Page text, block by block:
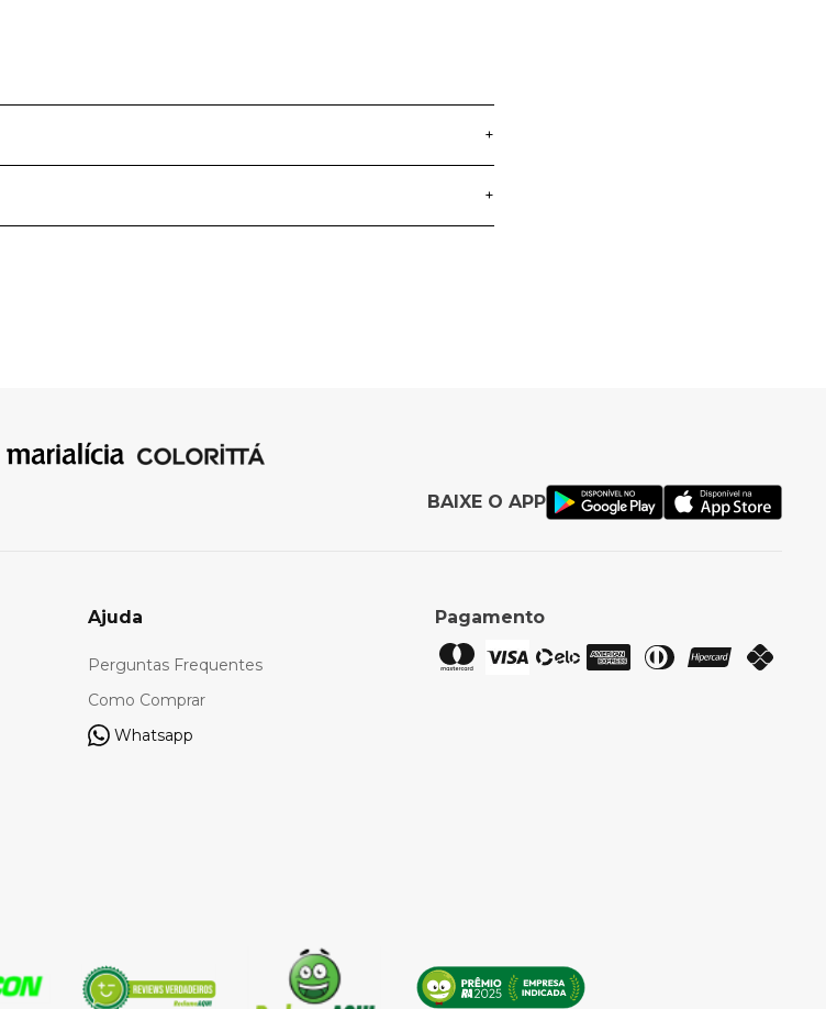
+
Meia Malha e Moletinho Listrado
+
BAIXE O APP
Ajuda
Perguntas Frequentes
Como Comprar
Whatsapp
Pagamento